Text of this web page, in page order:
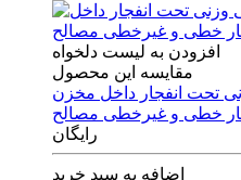
افزودن به لیست دلخواه
مقایسه این محصول
تحت انفجار داخل مخزن
خطی و غیرخطی مصالح
رایگان
اضافه به سبد خرید